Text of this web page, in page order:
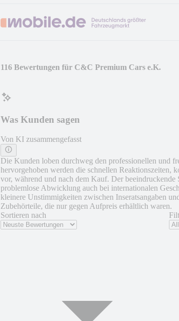
116 Bewertungen für C&C Premium Cars e.K.
Was Kunden sagen
Von KI zusammengefasst
Die Kunden loben durchweg den professionellen und
hervorgehoben werden die schnellen Reaktionszeiten,
vor, während und nach dem Kauf. Der
problemlose Abwicklung auch bei internationalen
kleinere Unstimmigkeiten zwischen Inseratsangaben
Zubehörteile, die nur gegen Aufpreis erhältlich waren.
Sortieren nach